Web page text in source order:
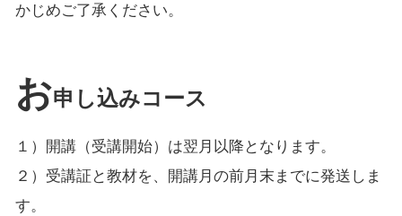
かじめご了承ください。
お申し込みコース
１）開講（受講開始）は翌月以降となります。
２）受講証と教材を、開講月の前月末までに発送しま
す。